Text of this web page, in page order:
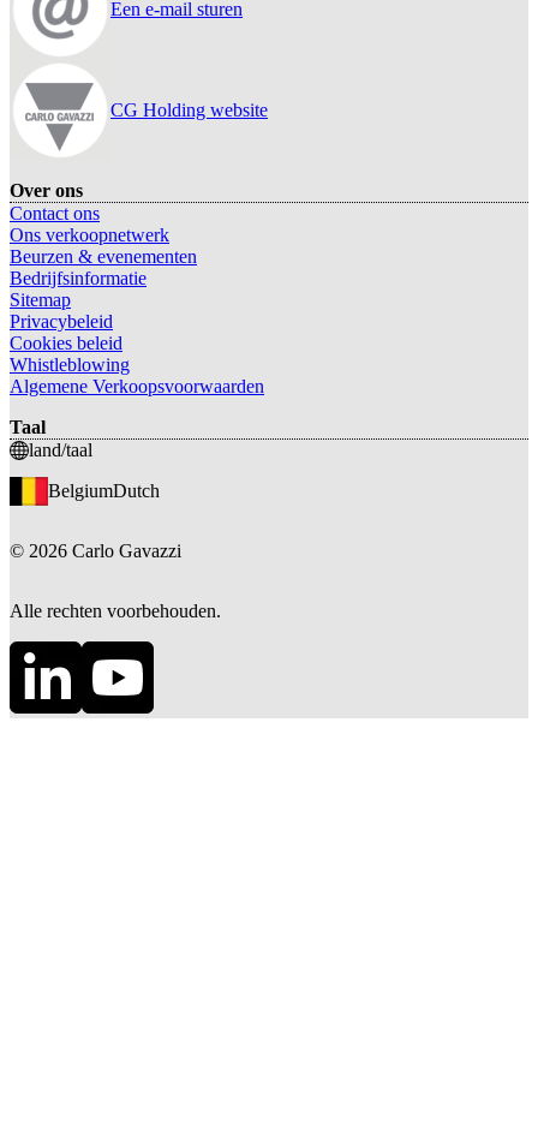
Een e-mail sturen
CG Holding website
Over ons
Contact ons
Ons verkoopnetwerk
Beurzen & evenementen
Bedrijfsinformatie
Sitemap
Privacybeleid
Cookies beleid
Whistleblowing
Algemene Verkoopsvoorwaarden
Taal
land/taal
BelgiumDutch
© 2026 Carlo Gavazzi
Alle rechten voorbehouden.